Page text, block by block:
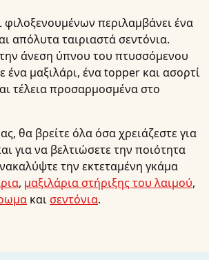
φιλοξενουμένων περιλαμβάνει ένα
απόλυτα ταιριαστά σεντόνια.
άνεση ύπνου του πτυσσόμενου
ένα μαξιλάρι, ένα topper και ασορτί
τέλεια προσαρμοσμένα στο
θα βρείτε όλα όσα χρειάζεστε για
για να βελτιώσετε την ποιότητα
την εκτεταμένη γκάμα
, μαξιλάρια στήριξης του λαιμού,
και σεντόνια.